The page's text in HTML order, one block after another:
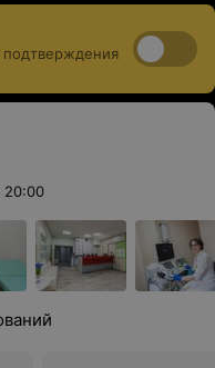
подтверждения
20:00